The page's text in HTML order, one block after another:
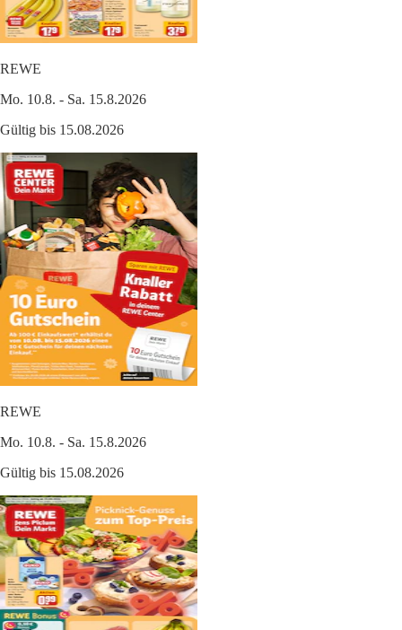
REWE
Mo. 10.8. - Sa. 15.8.2026
Gültig bis 15.08.2026
REWE
Mo. 10.8. - Sa. 15.8.2026
Gültig bis 15.08.2026